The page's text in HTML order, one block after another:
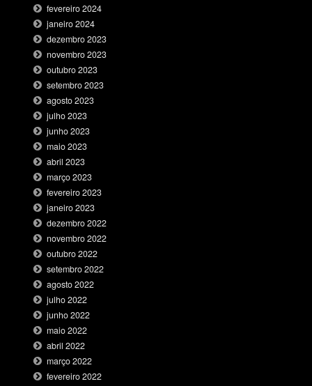
fevereiro 2024
janeiro 2024
dezembro 2023
novembro 2023
outubro 2023
setembro 2023
agosto 2023
julho 2023
junho 2023
maio 2023
abril 2023
março 2023
fevereiro 2023
janeiro 2023
dezembro 2022
novembro 2022
outubro 2022
setembro 2022
agosto 2022
julho 2022
junho 2022
maio 2022
abril 2022
março 2022
fevereiro 2022